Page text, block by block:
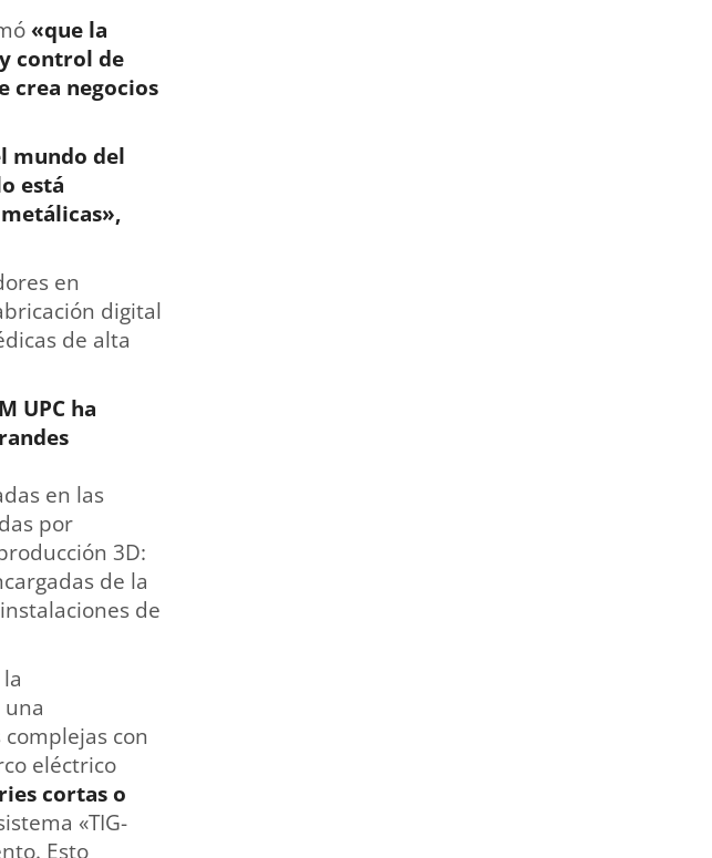
«que la
control de
crea negocios
mundo del
está
en
digital
de alta
UPC ha
en las
por
3D:
de la
de
con
eléctrico
cortas o
«TIG-
Esto